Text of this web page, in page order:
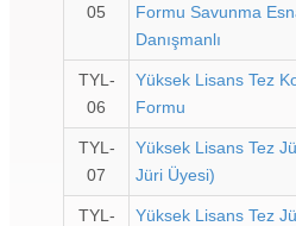
05
Formu Savunma
Danışmanlı
TYL-
06
Yüksek Lisans Tez
Formu
TYL-
07
Yüksek Lisans Tez
Jüri Üyesi)
TYL-
Yüksek Lisans Tez